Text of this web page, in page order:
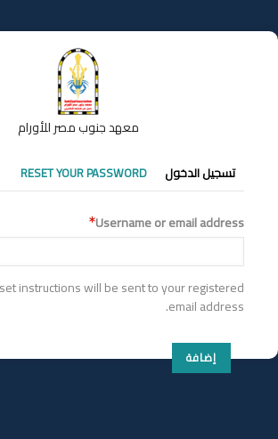
إلى
المحتوى
معهد جنوب مصر للأورام
التبويبات
الأساسية
تسجيل الدخول RESET YOUR PASSWORD
Username or email address
instructions will be sent to your registered
email address.